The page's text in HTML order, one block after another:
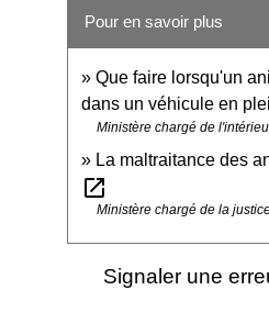
Pour en savoir plus
Que faire lorsqu'un
dans un véhicule en
Ministère chargé de
La maltraitance des
open_in_new
Ministère chargé de la
Signaler une